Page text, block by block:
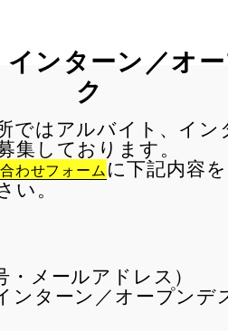
ンターン／オ
ク
ではアルバイト、イン
集しております。
わせフォーム に下記内容
い。
・メールアドレス）
ンターン／オープンデ